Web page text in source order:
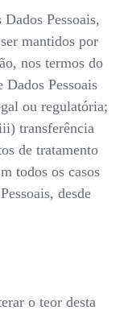
Pessoais,
mantidos por
nos termos do
Pessoais
ou regulatória;
transferência
de tratamento
todos os casos
desde
o teor desta